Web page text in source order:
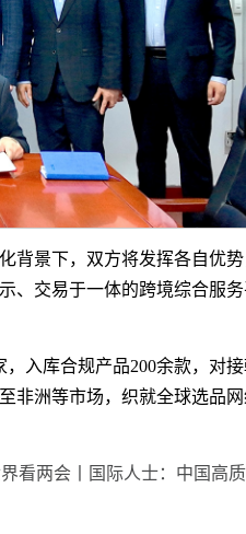
背景下，双方将发挥各自优
、交易于一体的跨境综合服
入库合规产品200余款，对
非洲等市场，织就全球选品
看两会丨国际人士：中国高